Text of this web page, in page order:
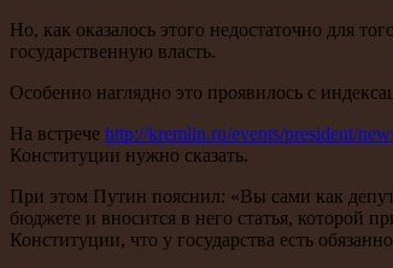
Но, как оказалось этого недостаточно для
государственную власть.
Особенно наглядно это проявилось с
На встрече http://kremlin.ru/events/president/
Конституции нужно сказать.
При этом Путин пояснил: «Вы сами как
бюджете и вносится в него статья, которой
Конституции, что у государства есть